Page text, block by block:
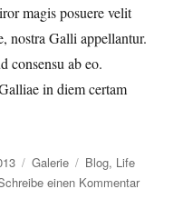
magis posuere velit
nostra Galli appellantur.
consensu ab eo.
in diem certam
Format
Galerie Kategorien
Blog, Life
einen Kommentarzu